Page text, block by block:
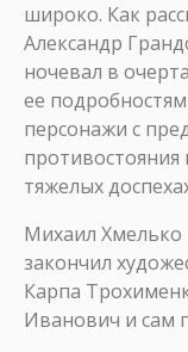
широко. Как
Александр
ночевал в
ее
персонажи с
тяжелых
Михаил Хмелько
закончил
Карпа
Иванович и сам